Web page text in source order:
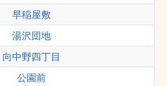
早稲屋敷
湯沢団地
向中野四丁目
公園前